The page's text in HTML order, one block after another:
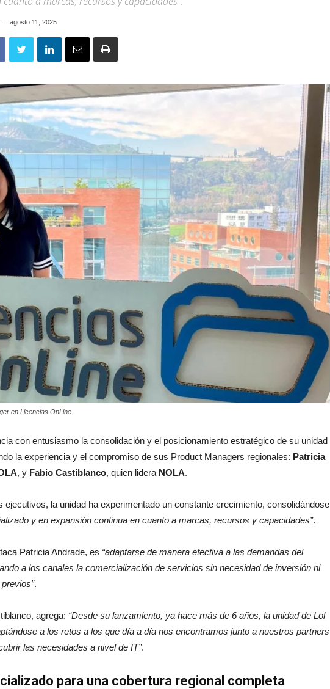
- agosto 11, 2025
en Licencias OnLine.
con entusiasmo la consolidación y el posicionamiento estratégico de su unidad
la experiencia y el compromiso de sus Product Managers regionales: Patricia
, y Fabio Castiblanco, quien lidera NOLA.
ejecutivos, la unidad ha experimentado un constante crecimiento, consolidándose
y en expansión continua en cuanto a marcas, recursos y capacidades”.
Patricia Andrade, es “adaptarse de manera efectiva a las demandas del
a los canales la comercialización de servicios sin necesidad de inversión ni
.
agrega: “Desde su lanzamiento, ya hace más de 6 años, la unidad de Lol
a los retos a los que día a día nos encontramos junto a nuestros partners
las necesidades a nivel de IT”.
para una cobertura regional completa